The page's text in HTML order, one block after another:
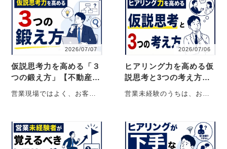
が・・・
リ・・・
2026/07/07
仮説思考力を高める「３
つの鍛え方」【不動産売
買仲介営業】
営業現場ではよく、お客様
して、こういうこと
で・・・
2026/07/06
ヒアリング力を高める仮
説思考と3つの考え方
【不動産売買仲介営業】
営業未経験のうちは、お客
橋駅周辺がいいです・・・